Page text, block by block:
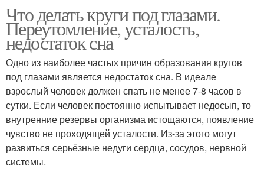
Что делать круги под глазами.
Переутомление, усталость,
недостаток сна
Одно из наиболее частых причин образования кругов
под глазами является недостаток сна. В идеале
взрослый человек должен спать не менее 7-8 часов в
сутки. Если человек постоянно испытывает недосып, то
внутренние резервы организма истощаются, появление
чувство не проходящей усталости. Из-за этого могут
развиться серьёзные недуги сердца, сосудов, нервной
системы.